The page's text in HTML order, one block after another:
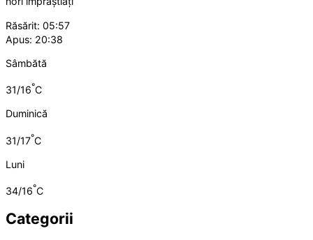
Răsărit: 05:57
Apus: 20:38
Sâmbătă
31/16°C
Duminică
31/17°C
Luni
34/16°C
Categorii